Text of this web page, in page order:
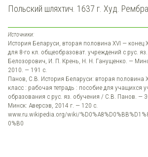
Польский шляхтич. 1637 г. Худ.
Источники:
История Беларуси, вторая половина XVI — конец
для 8-го кл. общеобразоват. учреждений с рус.
Белозорович, И. П. Крень, Н. Н. Ганущенко. —
2010. — 191 с.
Панов, С.В. История Беларуси: вторая половина
класс : рабочая тетрадь : пособие для учащихся
образования с рус. яз. обучения / С.В. Панов. —
Минск: Аверсэв, 2014 г. — 120 с.
www.ru.wikipedia.org/wiki/
0%B0